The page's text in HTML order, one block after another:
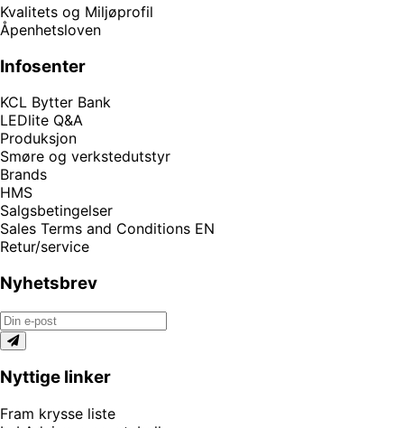
Kvalitets og Miljøprofil
Åpenhetsloven
Infosenter
KCL Bytter Bank
LEDlite Q&A
Produksjon
Smøre og verkstedutstyr
Brands
HMS
Salgsbetingelser
Sales Terms and Conditions EN
Retur/service
Nyhetsbrev
Nyttige linker
Fram krysse liste